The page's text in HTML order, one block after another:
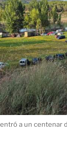
a un centenar